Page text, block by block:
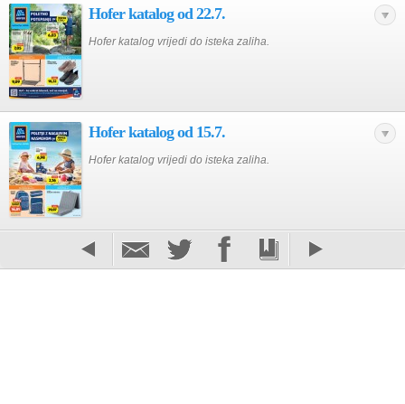
Hofer katalog od 22.7.
Hofer katalog vrijedi do isteka zaliha.
Hofer katalog od 15.7.
Hofer katalog vrijedi do isteka zaliha.